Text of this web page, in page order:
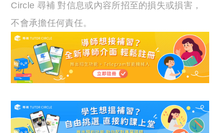
Circle 尋補 對信息或內容所招至的損失或損害，
不會承擔任何責任。